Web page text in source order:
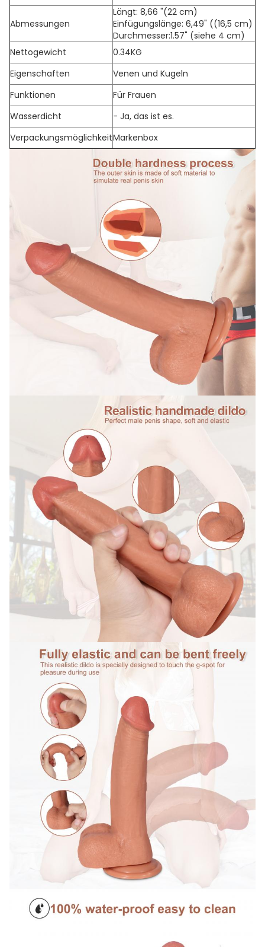
Abmessungen
Längt: 8,66 "(22 cm)
Einfügungslänge: 6,49" ((16,5 cm)
Durchmesser:1.57" (siehe 4 cm)
Nettogewicht
0.34KG
Eigenschaften
Venen und Kugeln
Funktionen
Für Frauen
Wasserdicht
- Ja, das ist es.
VerpackungsmöglichkeitMarkenbox